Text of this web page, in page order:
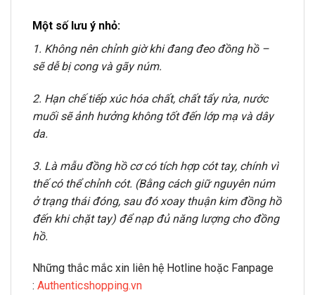
Một số lưu ý nhỏ:
1. Không nên chỉnh giờ khi đang đeo đồng hồ –
sẽ dễ bị cong và gãy núm.
2. Hạn chế tiếp xúc hóa chất, chất tẩy rửa, nước
muối sẽ ảnh hưởng không tốt đến lớp mạ và dây
da.
3. Là mẫu đồng hồ cơ có tích hợp cót tay, chính vì
thế có thể chỉnh cót. (Bằng cách giữ nguyên núm
ở trạng thái đóng, sau đó xoay thuận kim đồng hồ
đến khi chặt tay) để nạp đủ năng lượng cho đồng
hồ.
Những thắc mắc xin liên hệ Hotline hoặc Fanpage
: Authenticshopping.vn